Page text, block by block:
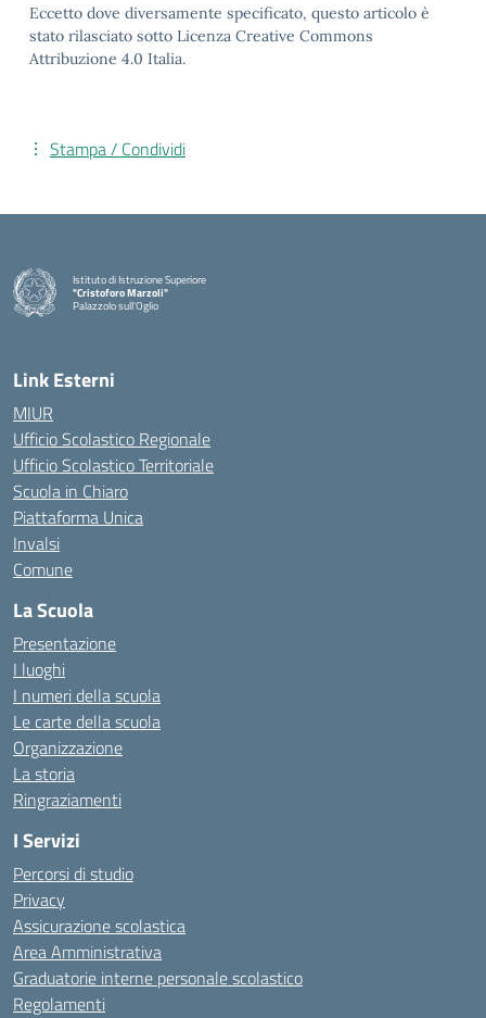
Eccetto dove diversamente specificato, questo articolo è
stato rilasciato sotto Licenza Creative Commons
Attribuzione 4.0 Italia.
Stampa / Condividi
Istituto di Istruzione Superiore
"Cristoforo Marzoli"
Palazzolo sull'Oglio
— Visita la pagina iniziale della scuola
Link Esterni
MIUR
Ufficio Scolastico Regionale
Ufficio Scolastico Territoriale
Scuola in Chiaro
Piattaforma Unica
Invalsi
Comune
La Scuola
Presentazione
I luoghi
I numeri della scuola
Le carte della scuola
Organizzazione
La storia
Ringraziamenti
I Servizi
Percorsi di studio
Privacy
Assicurazione scolastica
Area Amministrativa
Graduatorie interne personale scolastico
Regolamenti